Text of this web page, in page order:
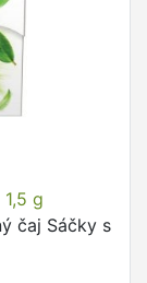
g
čaj Sáčky s